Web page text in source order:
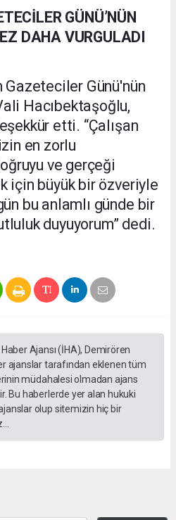
GÜNÜ’NÜN
DAHA VURGULADI
Gazeteciler Günü'nün
Hacıbektaşoğlu,
etti. “Çalışan
en zorlu
ve gerçeği
için büyük bir özveriyle
bu anlamlı günde bir
duyuyorum” dedi.
Ajansı (İHA), Demirören
ajanslar tarafından eklenen tüm
müdahalesi olmadan ajans
Bu haberlerde yer alan hukuki
olup sitemizin hiç bir